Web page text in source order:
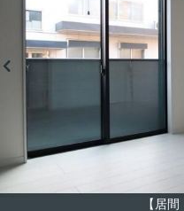
【居